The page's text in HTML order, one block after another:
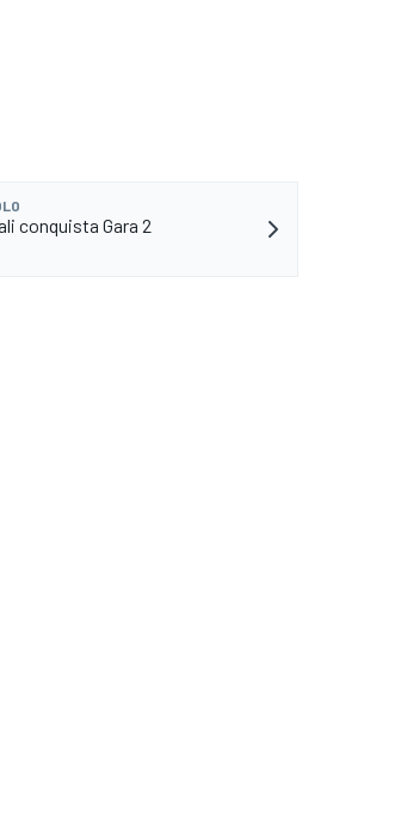
conquista Gara 2